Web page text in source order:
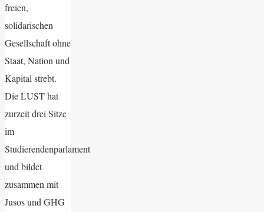
freien,
solidarischen
Gesellschaft ohne
Staat, Nation und
Kapital strebt.
Die LUST hat
zurzeit drei Sitze
im
Studierendenparlament
und bildet
zusammen mit
Jusos und GHG